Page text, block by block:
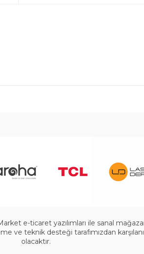
e-ticaret yazılımları ile sanal
ve teknik desteği tarafımızdan
olacaktır.